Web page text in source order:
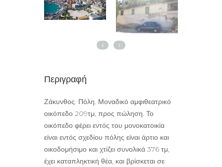
Περιγραφή
Ζάκυνθος. Πόλη. Μοναδικό αμφιθεατρικό
οικόπεδο 209τμ, προς πώληση. Το
οικόπεδο φέρει εντός του μονοκατοικία
είναι εντός σχεδίου πόλης είναι άρτιο και
οικοδομήσιμο και χτίζει συνολικά 376 τμ,
έχει καταπληκτική θέα, και βρίσκεται σε